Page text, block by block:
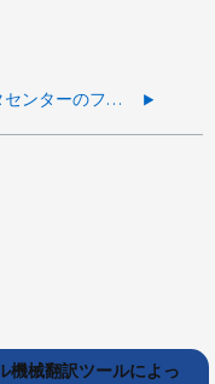
データセンターのフェイルオーバー後にTridentのボリュームアタッチが遅くなる
機械翻訳ツールによっ